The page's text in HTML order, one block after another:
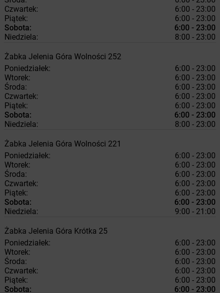
Czwartek:
6:00 - 23:00
Piątek:
6:00 - 23:00
Sobota:
6:00 - 23:00
Niedziela:
8:00 - 23:00
Żabka Jelenia Góra Wolności 252
Poniedziałek:
6:00 - 23:00
Wtorek:
6:00 - 23:00
Środa:
6:00 - 23:00
Czwartek:
6:00 - 23:00
Piątek:
6:00 - 23:00
Sobota:
6:00 - 23:00
Niedziela:
8:00 - 23:00
Żabka Jelenia Góra Wolności 221
Poniedziałek:
6:00 - 23:00
Wtorek:
6:00 - 23:00
Środa:
6:00 - 23:00
Czwartek:
6:00 - 23:00
Piątek:
6:00 - 23:00
Sobota:
6:00 - 23:00
Niedziela:
9:00 - 21:00
Żabka Jelenia Góra Krótka 25
Poniedziałek:
6:00 - 23:00
Wtorek:
6:00 - 23:00
Środa:
6:00 - 23:00
Czwartek:
6:00 - 23:00
Piątek:
6:00 - 23:00
Sobota:
6:00 - 23:00